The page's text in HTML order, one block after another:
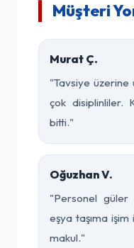
Müşteri
Murat Ç.
"Tavsiye üzerine
çok disiplinliler.
bitti."
Oğuzhan V.
"Personel güler
eşya taşıma
makul."